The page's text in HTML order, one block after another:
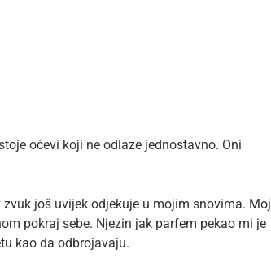
očevi koji ne odlaze jednostavno. Oni
još uvijek odjekuje u mojim snovima. Moj
pokraj sebe. Njezin jak parfem pekao mi je
kao da odbrojavaju.